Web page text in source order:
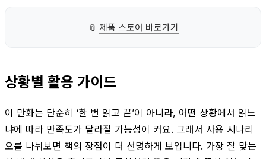
📎 제품 스토어 바로가기
상황별 활용 가이드
이 만화는 단순히 ‘한 번 읽고 끝’이 아니라, 어떤 상황에서 읽느
냐에 따라 만족도가 달라질 가능성이 커요. 그래서 사용 시나리
오를 나눠보면 책의 장점이 더 선명하게 보입니다. 가장 잘 맞는